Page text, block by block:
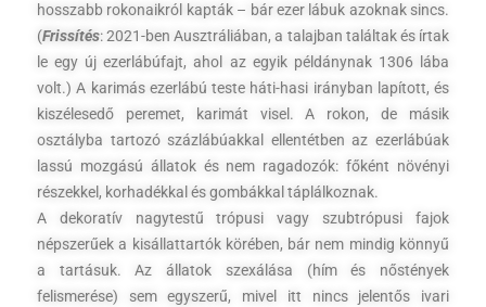
hosszabb rokonaikról kapták – bár ezer lábuk azoknak sincs.
(Frissítés: 2021-ben Ausztráliában, a talajban találtak és írtak
le egy új ezerlábúfajt, ahol az egyik példánynak 1306 lába
volt.) A karimás ezerlábú teste háti-hasi irányban lapított, és
kiszélesedő peremet, karimát visel. A rokon, de másik
osztályba tartozó százlábúakkal ellentétben az ezerlábúak
lassú mozgású állatok és nem ragadozók: főként növényi
részekkel, korhadékkal és gombákkal táplálkoznak.
A dekoratív nagytestű trópusi vagy szubtrópusi fajok
népszerűek a kisállattartók körében, bár nem mindig könnyű
a tartásuk. Az állatok szexálása (hím és nőstények
felismerése) sem egyszerű, mivel itt nincs jelentős ivari